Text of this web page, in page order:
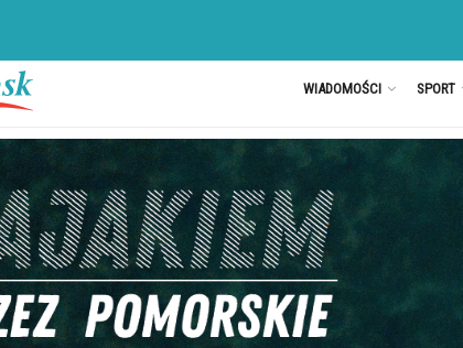
WIADOMOŚCI SPORT